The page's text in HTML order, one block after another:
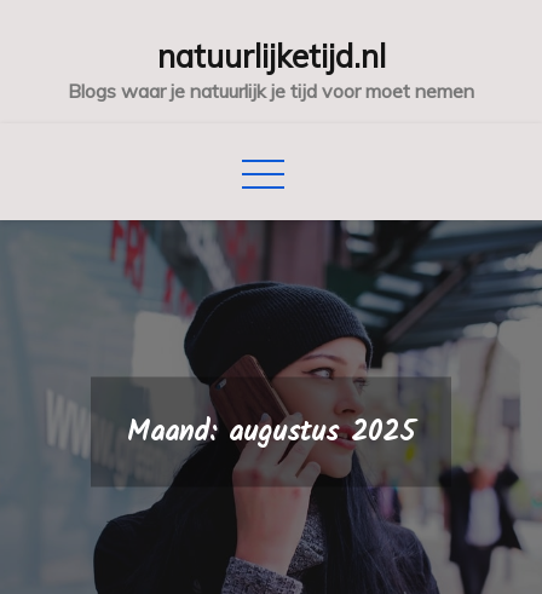
natuurlijketijd.nl
Blogs waar je natuurlijk je tijd voor moet nemen
Maand: augustus 2025